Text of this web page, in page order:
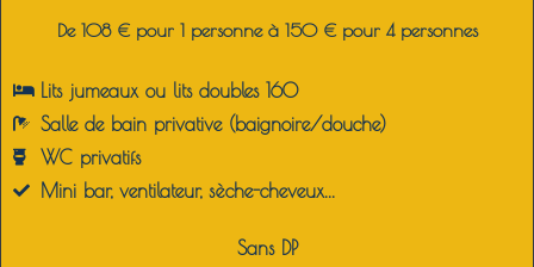
De 108 € pour 1 personne à 150 € pour 4 personnes
Lits jumeaux ou lits doubles 160
Salle de bain privative (baignoire/douche)
WC privatifs
Mini bar, ventilateur, sèche-cheveux...
Sans DP